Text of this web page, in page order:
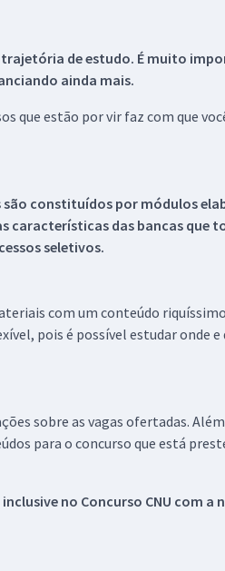
de estudo. É muito
ainda mais.
que estão por vir faz com que
são constituídos por módulos
características das bancas que
seletivos.
com um conteúdo
pois é possível estudar onde e
sobre as vagas ofertadas.
para o concurso que está
no Concurso CNU com a